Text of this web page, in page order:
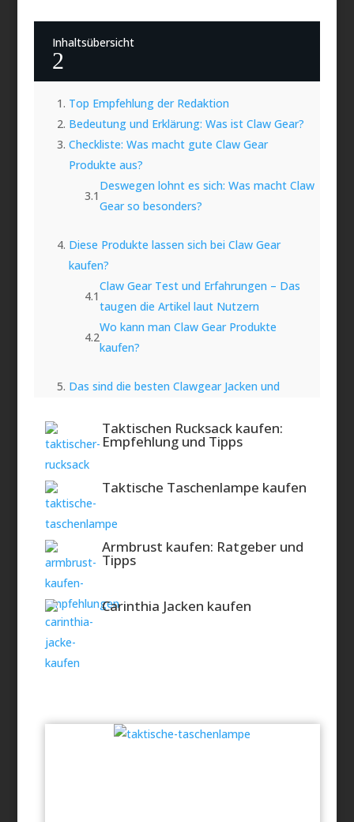
Inhaltsübersicht
2
Top Empfehlung der Redaktion
Bedeutung und Erklärung: Was ist Claw Gear?
Checkliste: Was macht gute Claw Gear
Produkte aus?
Deswegen lohnt es sich: Was macht Claw
Gear so besonders?
Diese Produkte lassen sich bei Claw Gear
kaufen?
Claw Gear Test und Erfahrungen – Das
taugen die Artikel laut Nutzern
Wo kann man Claw Gear Produkte
kaufen?
Das sind die besten Clawgear Jacken und
Häufige Fragen:
Taktischen Rucksack kaufen:
Empfehlung und Tipps
Taktische Taschenlampe kaufen
Armbrust kaufen: Ratgeber und
Tipps
Carinthia Jacken kaufen